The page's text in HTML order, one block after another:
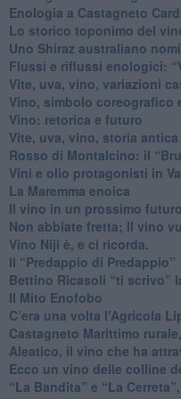
Enologia a Castagneto
Lo storico toponimo del
Uno Shiraz australiano
​Flussi e riflussi enologici:
Vite, uva, vino, variazioni
Vino, simbolo coreografico
​Vino: retorica e futuro
​Vite, uva, vino, storia antica
​Rosso di Montalcino: il
Vini e olio protagonisti in
​La Maremma enoica
Il vino in un prossimo
​Non abbiate fretta; Il vino
​Vino Niji è, e ci ricorda.
Il “Predappio di Predappio”
Bettino Ricasoli “ti scrivo”
Il Mito Enofobo
​C’era una volta l'Agricola
​Castagneto Marittimo
Aleatico, il vino che ha
Ecco un vino delle colline
“La Bandita” e “La